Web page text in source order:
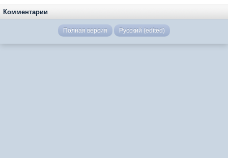
Комментарии
Полная версия Русский (edited)